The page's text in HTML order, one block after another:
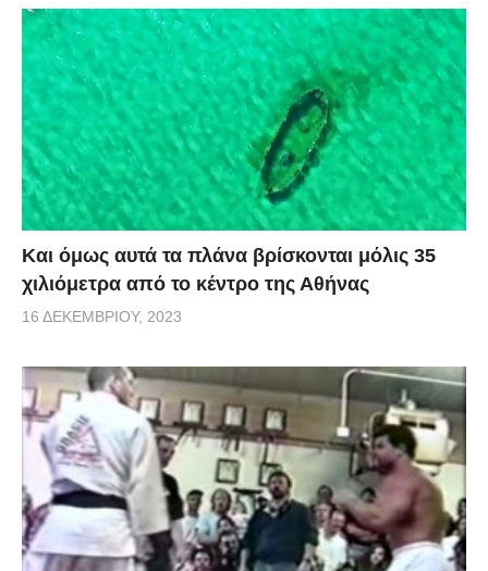
Και όμως αυτά τα πλάνα βρίσκονται μόλις 35
χιλιόμετρα από το κέντρο της Αθήνας
16 ΔΕΚΕΜΒΡΊΟΥ, 2023